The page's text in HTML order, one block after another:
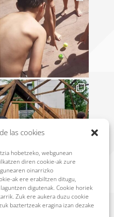
las cookies
hobetzeko, webgunean
diren cookie-ak zure
oinarrizko
ak ere erabiltzen ditugu,
digutenak. Cookie horiek
Zuk ere aukera duzu cookie
baztertzeak eragina izan dezake
Instagram